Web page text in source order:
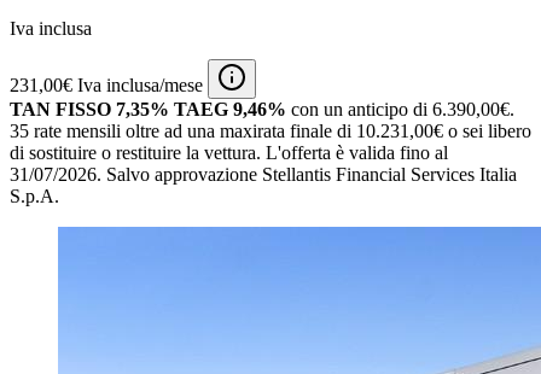
Iva inclusa
231,00€ Iva inclusa/mese
TAN FISSO 7,35% TAEG 9,46% con un anticipo di 6.390,00€.
35 rate mensili oltre ad una maxirata finale di 10.231,00€ o sei libero
di sostituire o restituire la vettura. L'offerta è valida fino al
31/07/2026. Salvo approvazione Stellantis Financial Services Italia
S.p.A.